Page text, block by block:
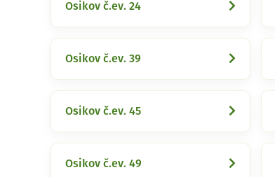
Osikov č.ev. 24
Osikov č.ev. 39
Osikov č.ev. 45
Osikov č.ev. 49